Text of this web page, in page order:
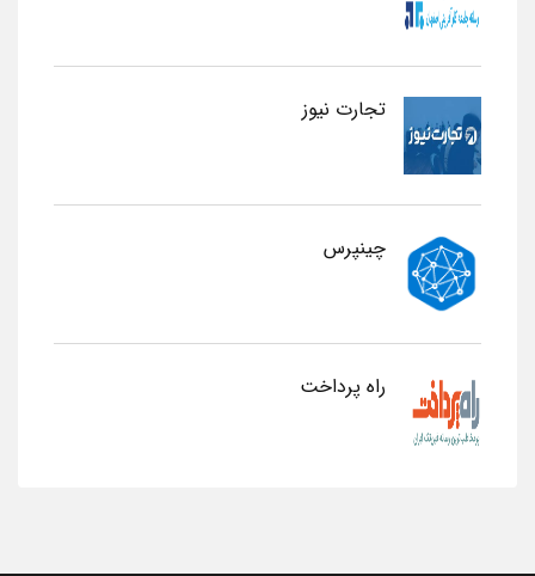
تجارت نیوز
چینپرس
راه پرداخت